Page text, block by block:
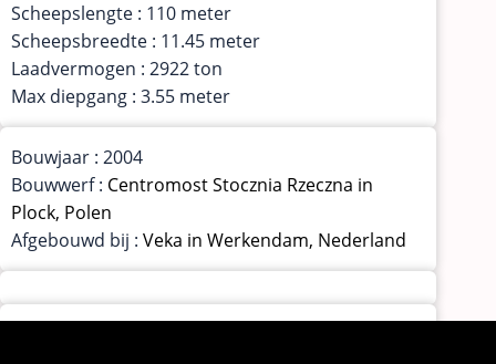
Scheepslengte : 110 meter
Scheepsbreedte : 11.45 meter
Laadvermogen : 2922 ton
Max diepgang : 3.55 meter
Bouwjaar : 2004
Bouwwerf : Centromost Stocznia Rzeczna in
Plock, Polen
Afgebouwd bij : Veka in Werkendam, Nederland